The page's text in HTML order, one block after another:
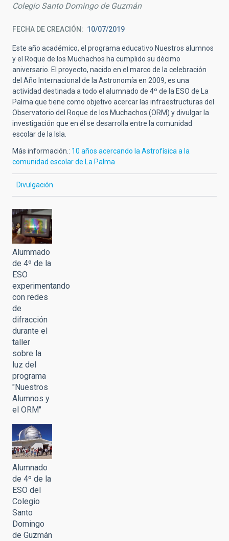
Colegio Santo Domingo de Guzmán
FECHA DE CREACIÓN 10/07/2019
Este año académico, el programa educativo Nuestros alumnos
y el Roque de los Muchachos ha cumplido su décimo
aniversario. El proyecto, nacido en el marco de la celebración
del Año Internacional de la Astronomía en 2009, es una
actividad destinada a todo el alumnado de 4º de la ESO de La
Palma que tiene como objetivo acercar las infraestructuras del
Observatorio del Roque de los Muchachos (ORM) y divulgar la
investigación que en él se desarrolla entre la comunidad
escolar de la Isla.
Más información.: 10 años acercando la Astrofísica a la
comunidad escolar de La Palma
Divulgación
Alummado
de 4º de la
ESO
experimentando
con redes
de
difracción
durante el
taller
sobre la
luz del
programa
"Nuestros
Alumnos y
el ORM"
Alumnado
de 4º de la
ESO del
Colegio
Santo
Domingo
de Guzmán